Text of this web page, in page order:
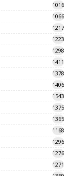
1016
1066
1217
1223
1298
1411
1378
1406
1543
1375
1365
1168
1296
1276
1271